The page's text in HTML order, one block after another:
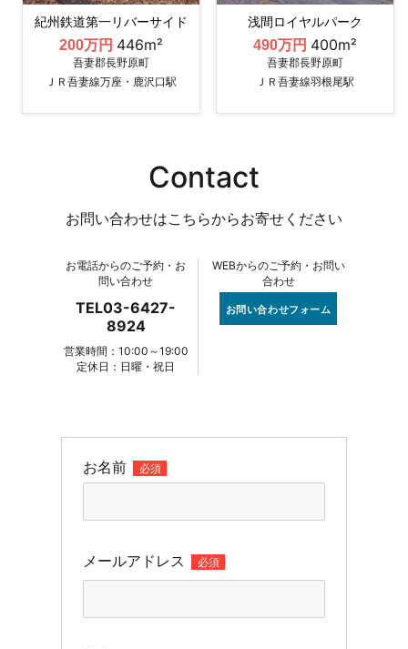
紀州鉄道第一リバーサイド
200万円 446m²
吾妻郡長野原町
ＪＲ吾妻線万座・鹿沢口駅
浅間ロイヤルパーク
490万円 400m²
吾妻郡長野原町
ＪＲ吾妻線羽根尾駅
Contact
お問い合わせはこちらからお寄せください
お電話からのご予約・お
問い合わせ
TEL03-6427-
8924
営業時間：10:00～19:00
定休日：日曜・祝日
WEBからのご予約・お問い
合わせ
お問い合わせフォーム
お名前 必須
メールアドレス 必須